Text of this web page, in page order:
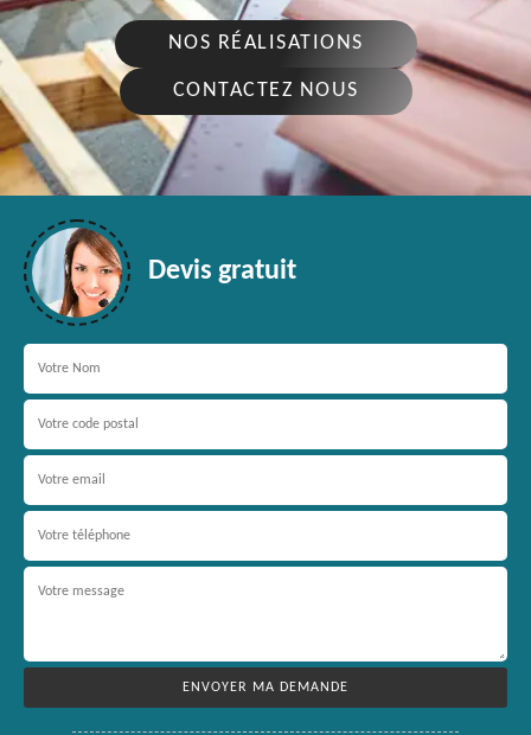
NOS RÉALISATIONS
CONTACTEZ NOUS
Devis gratuit